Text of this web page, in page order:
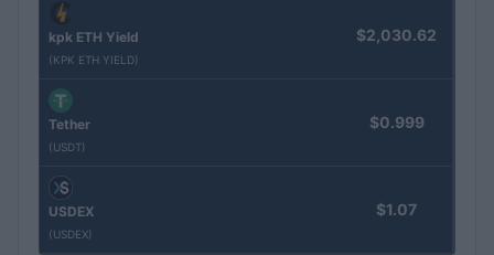
kpk ETH Yield
(KPK ETH YIELD)
$2,030.62
Tether
(USDT)
$0.999
USDEX
(USDEX)
$1.07